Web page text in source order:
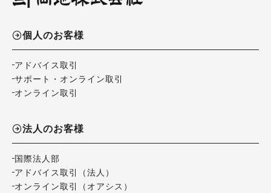
個人のお客様
アドバイス取引
サポート・オンライン取引
オンライン取引
法人のお客様
国際法人部
アドバイス取引（法人）
オンライン取引（オアシス）